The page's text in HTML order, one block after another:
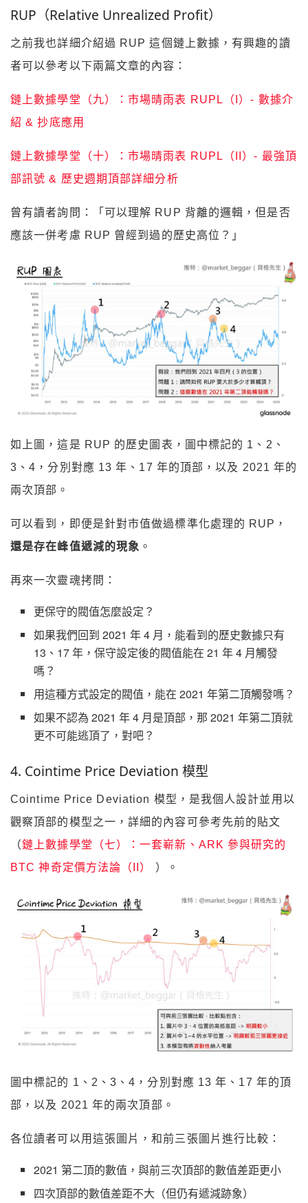
RUP（Relative Unrealized Profit）
之前我也詳細介紹過 RUP 這個鏈上數據，有興趣的讀
者可以參考以下兩篇文章的內容：
鏈上數據學堂（九）：市場晴雨表 RUPL（I）- 數據介
紹 & 抄底應用
鏈上數據學堂（十）：市場晴雨表 RUPL（II）- 最強頂
部訊號 & 歷史週期頂部詳細分析
曾有讀者詢問：「可以理解 RUP 背離的邏輯，但是否
應該一併考慮 RUP 曾經到過的歷史高位？」
如上圖，這是 RUP 的歷史圖表，圖中標記的 1、2、
3、4，分別對應 13 年、17 年的頂部，以及 2021 年的
兩次頂部。
可以看到，即便是針對市值做過標準化處理的 RUP，
還是存在峰值遞減的現象 。
再來一次靈魂拷問：
更保守的閥值怎麼設定？
如果我們回到 2021 年 4 月，能看到的歷史數據只有
13、17 年，保守設定後的閥值能在 21 年 4 月觸發
嗎？
用這種方式設定的閥值，能在 2021 年第二頂觸發嗎？
如果不認為 2021 年 4 月是頂部，那 2021 年第二頂就
更不可能逃頂了，對吧？
4. Cointime Price Deviation 模型
Cointime Price Deviation 模型，是我個人設計並用以
觀察頂部的模型之一，詳細的內容可參考先前的貼文
（鏈上數據學堂（七）：一套嶄新、ARK 參與研究的
BTC 神奇定價方法論（II）
） 。
圖中標記的 1、2、3、4，分別對應 13 年、17 年的頂
部，以及 2021 年的兩次頂部。
各位讀者可以用這張圖片，和前三張圖片進行比較：
2021 第二頂的數值，與前三次頂部的數值差距更小
四次頂部的數值差距不大（但仍有遞減跡象）